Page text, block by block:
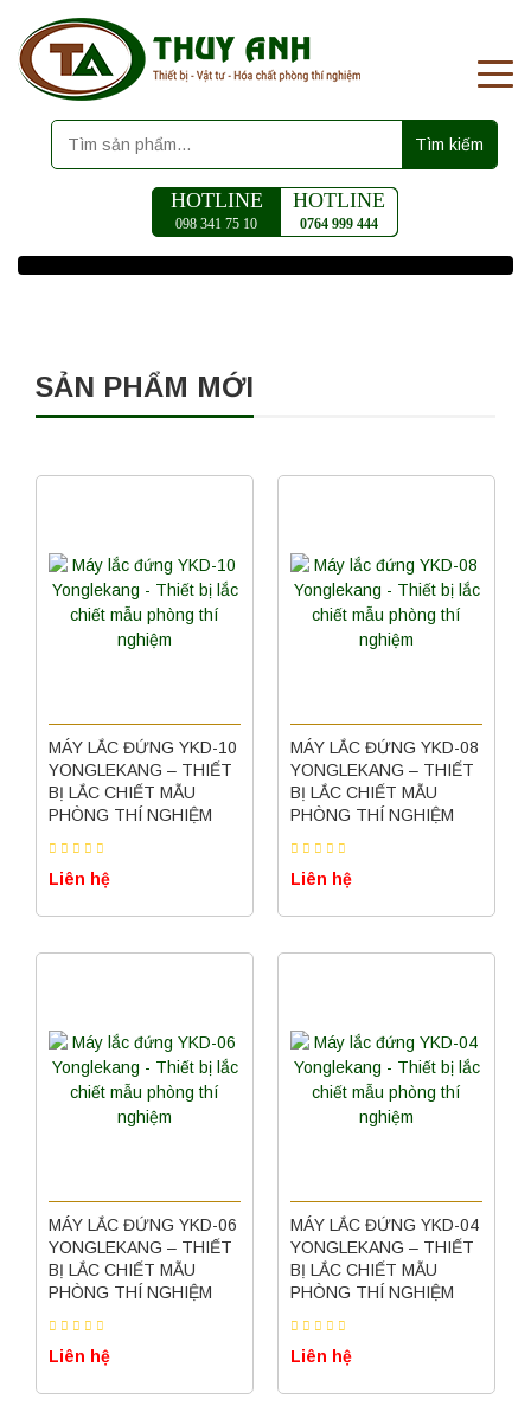
Tìm kiếm
HOTLINE
098 341 75 10
HOTLINE
0764 999 444
SẢN PHẨM MỚI
MÁY LẮC ĐỨNG YKD-10
YONGLEKANG – THIẾT
BỊ LẮC CHIẾT MẪU
PHÒNG THÍ NGHIỆM
Liên hệ
MÁY LẮC ĐỨNG YKD-08
YONGLEKANG – THIẾT
BỊ LẮC CHIẾT MẪU
PHÒNG THÍ NGHIỆM
Liên hệ
MÁY LẮC ĐỨNG YKD-06
YONGLEKANG – THIẾT
BỊ LẮC CHIẾT MẪU
PHÒNG THÍ NGHIỆM
Liên hệ
MÁY LẮC ĐỨNG YKD-04
YONGLEKANG – THIẾT
BỊ LẮC CHIẾT MẪU
PHÒNG THÍ NGHIỆM
Liên hệ